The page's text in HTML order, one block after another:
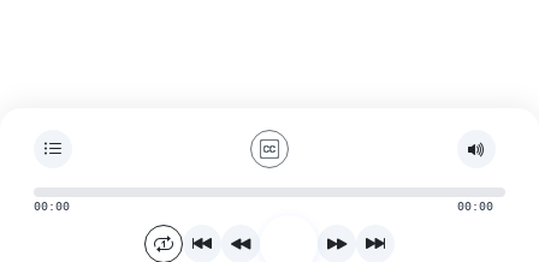
00:00 00:00